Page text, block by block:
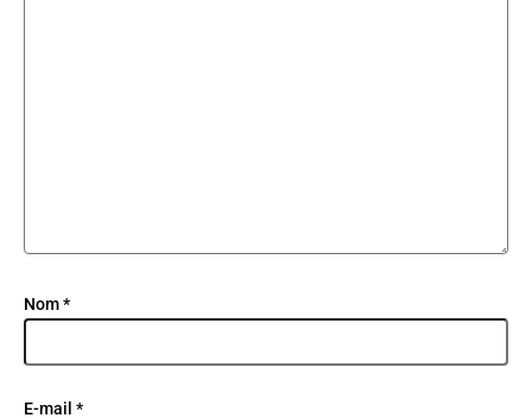
Nom*
E-mail *